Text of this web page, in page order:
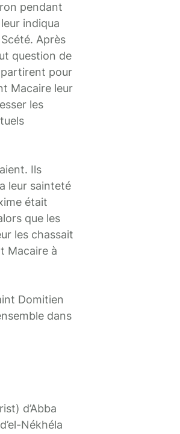
pendant
indiqua
Après
question de
partirent pour
Macaire leur
les
Ils
leur sainteté
était
que les
les chassait
Macaire à
Domitien
dans
d’Abba
Nékhéla